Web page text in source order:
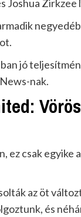
Joshua
jó
nak.
ez csak egyike
az öt
és